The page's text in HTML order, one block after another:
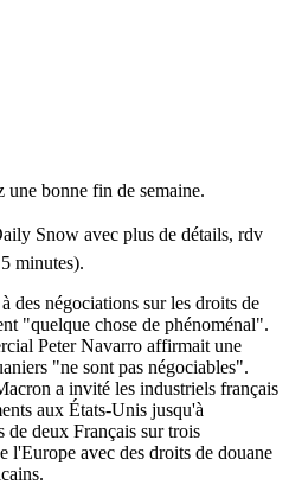
une bonne fin de semaine.
Snow avec plus de détails, rdv
minutes).
des négociations sur les droits de
"quelque chose de phénoménal".
Peter Navarro affirmait une
"ne sont pas négociables".
a invité les industriels français
aux États-Unis jusqu'à
de deux Français sur trois
l'Europe avec des droits de douane